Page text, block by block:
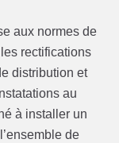
aux normes de
rectifications
distribution et
au
à installer un
de